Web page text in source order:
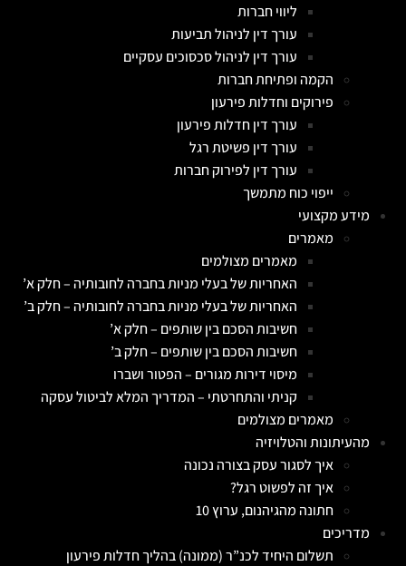
ליווי חברות
עורך דין לניהול תביעות
עורך דין לניהול סכסוכים עסקיים
הקמה ופתיחת חברות
פירוקים וחדלות פירעון
עורך דין חדלות פירעון
עורך דין פשיטת רגל
עורך דין לפירוק חברות
ייפוי כוח מתמשך
מידע מקצועי
מאמרים
מאמרים מצולמים
האחריות של בעלי מניות בחברה לחובותיה – חלק א’
האחריות של בעלי מניות בחברה לחובותיה – חלק ב’
חשיבות הסכם בין שותפים – חלק א’
חשיבות הסכם בין שותפים – חלק ב’
מיסוי דירות מגורים – הפטור ושברו
קניתי והתחרטתי – המדריך המלא לביטול עסקה
מאמרים מצולמים
מהעיתונות והטלויזיה
איך לסגור עסק בצורה נכונה
איך זה לפשוט רגל?
חתונה מהגיהנום, ערוץ 10
מדריכים
תשלום היחיד לכנ”ר (ממונה) בהליך חדלות פירעון